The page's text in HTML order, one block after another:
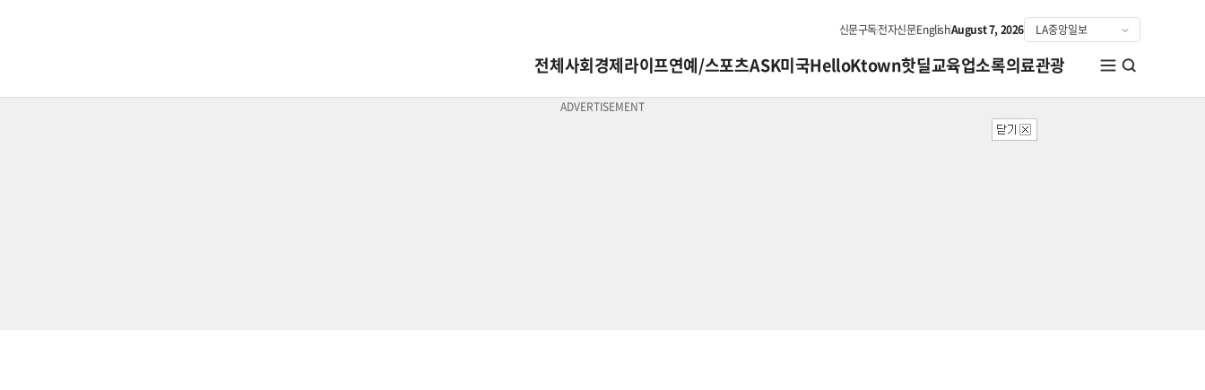
신문구독전자신문EnglishAugust 7, 2026
전체사회경제라이프연예/스포츠ASK미국HelloKtown핫딜교육업소록의료관광